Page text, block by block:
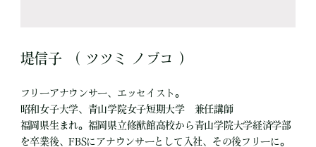
堤信子 （ ツツミ ノブコ ）
フリーアナウンサー、エッセイスト。
昭和女子大学、青山学院女子短期大学 兼任講師
福岡県生まれ。福岡県立修猷館高校から青山学院大学経済学部
を卒業後、FBSにアナウンサーとして入社、その後フリーに。